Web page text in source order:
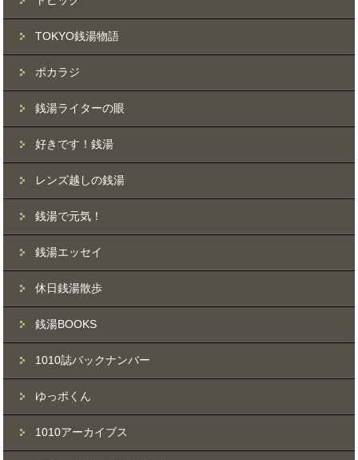
TOKYO銭湯物語
ポカラジ
銭湯ライターの眼
好きです！銭湯
レンズ越しの銭湯
銭湯で元気！
銭湯エッセイ
休日銭湯散歩
銭湯BOOKS
1010誌バックナンバー
ゆっポくん
1010アーカイブス